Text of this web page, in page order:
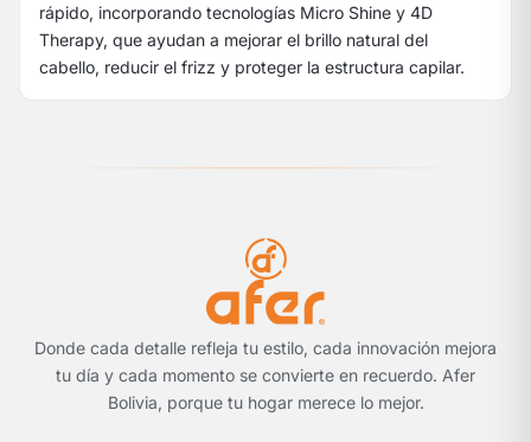
rápido, incorporando tecnologías Micro Shine y 4D
Therapy, que ayudan a mejorar el brillo natural del
cabello, reducir el frizz y proteger la estructura capilar.
Donde cada detalle refleja tu estilo, cada innovación mejora
tu día y cada momento se convierte en recuerdo. Afer
Bolivia, porque tu hogar merece lo mejor.